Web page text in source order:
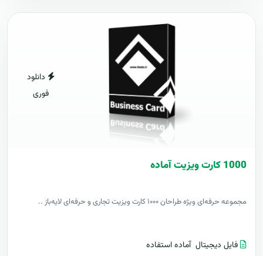
دانلود
فوری
1000 کارت ويزيت آماده
مجموعه حرفه‌ای ویژه طراحان ۱۰۰۰ کارت ویزیت تجاری و حرفه‌ای لایه‌باز ..
فایل دیجیتال آماده استفاده